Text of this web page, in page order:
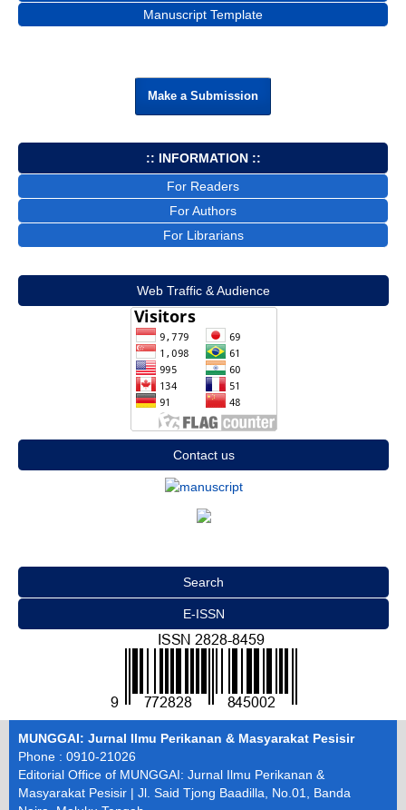
Manuscript Template
Make a Submission
:: INFORMATION ::
For Readers
For Authors
For Librarians
Web Traffic & Audience
Contact us
Search
E-ISSN
MUNGGAI: Jurnal Ilmu Perikanan & Masyarakat Pesisir
Phone : 0910-21026
Editorial Office of MUNGGAI: Jurnal Ilmu Perikanan &
Masyarakat Pesisir | Jl. Said Tjong Baadilla, No.01, Banda